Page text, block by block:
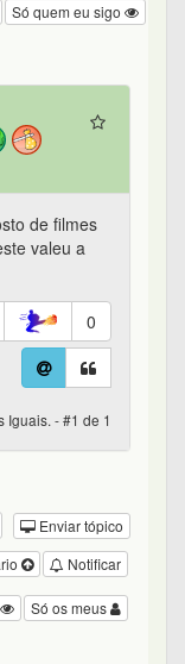
Só quem eu sigo
de filmes
valeu a
0
Iguais. - #1 de 1
Enviar tópico
Notificar
Só os meus